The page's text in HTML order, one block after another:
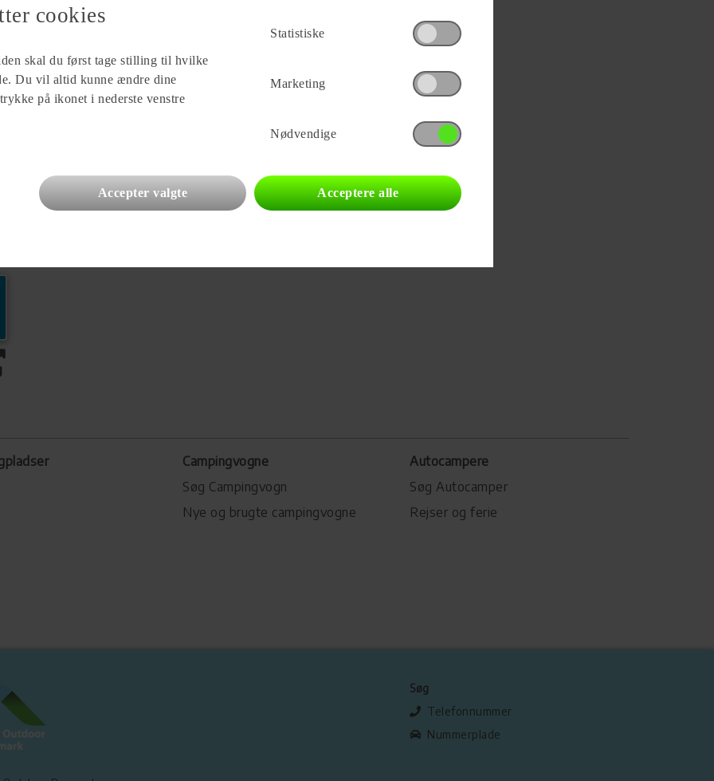
- Myggenet
) - Alu-
fejl i
Campingvogne
Søg Campingvogn
Nye og brugte campingvogne
Autocampere
Søg Autocamper
Rejser og ferie
Søg
Telefonnummer
Nummerplade
cookies
skal du først tage stilling til hvilke
Du vil altid kunne ændre dine
på ikonet i nederste venstre
Statistiske
Marketing
Nødvendige
Accepter valgte Acceptere alle